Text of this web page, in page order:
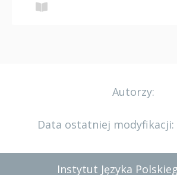
Autorzy:
Data ostatniej modyfikacji:
Instytut Języka